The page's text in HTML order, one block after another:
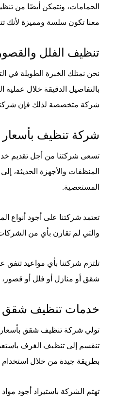
الحمامات، ونتمكن أيضًا من
معنا تكون سلسة ومميزة لأنك
تنظيف الفلل والقصور
نحن نمتلك الخبرة الطويلة في
بالتفاصيل الدقيقة خلال عملية
شركة متخصصة لذلك فإن
شركة تنظيف بأسعار
تسعى شركتنا من أجل تقديم
المنظفات والأجهزة الحديثة،
المستعصية.
تعتمد شركتنا على أجود أنواع
والتي لم تقارن بأي من
تلتزم شركتنا بأي مواعيد
شقق أو منازل أو فلل أو قصور،
خدمات تنظيف شقق
تولي شركة تنظيف شقق بأسعار
تنقسم إلى تنظيف الغرف
بطريقة جيدة من خلال استخدام
تهتم الشركة باستيراد أجود